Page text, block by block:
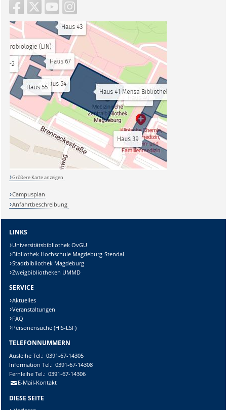
Größere Karte anzeigen
Campusplan
Anfahrtbeschreibung
LINKS
Universitätsbibliothek OvGU
Bibliothek Hochschule Magdeburg-Stendal
Stadtbibliothek Magdeburg
Zweigbibliotheken UMMD
SERVICE
Aktuelles
Veranstaltungen
FAQ
Personensuche (HIS-LSF)
TELEFONNUMMERN
AusleiheTel.: 0391-67-14305
Information Tel.: 0391-67-14308
FernleiheTel.: 0391-67-14306
E-Mail-Kontakt
DIESE SEITE